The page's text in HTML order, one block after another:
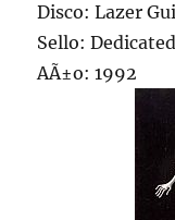
Disco: Lazer
Sello: Dedicated
AÃ±o: 1992